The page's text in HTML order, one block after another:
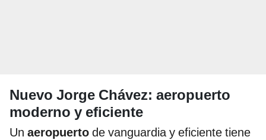
Nuevo Jorge Chávez: aeropuerto
moderno y eficiente
Un aeropuerto de vanguardia y eficiente tiene